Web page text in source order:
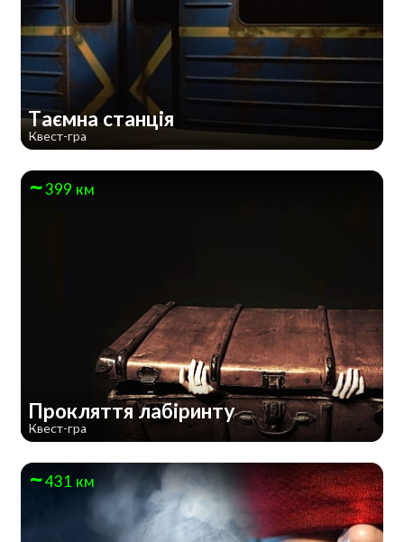
Таємна станція
Квест-гра
399 км
Прокляття лабіринту
Квест-гра
431 км